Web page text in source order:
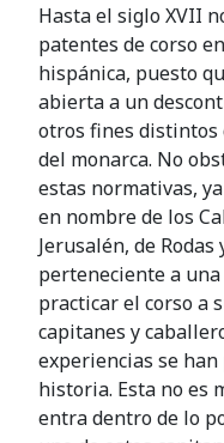
Hasta el siglo XVII
patentes de corso
hispánica, puesto
abierta a un
otros fines
del monarca. No
estas normativas,
en nombre de los
Jerusalén, de
perteneciente a
practicar el corso a
capitanes y
experiencias se
historia. Esta no es
entra dentro de lo